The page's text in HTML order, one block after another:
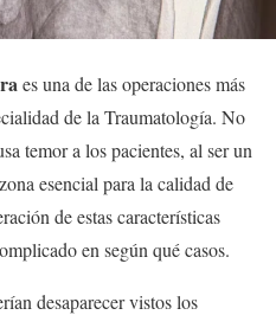
es una de las operaciones más
de la Traumatología. No
temor a los pacientes, al ser un
esencial para la calidad de
de estas características
en según qué casos.
desaparecer vistos los